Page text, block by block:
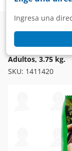
Ingresa una
Super
Purina Dog
Adultos, 3.75 kg.
SKU: 1411420